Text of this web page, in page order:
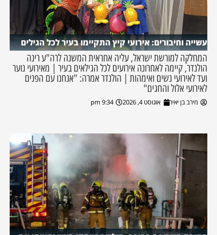
עשייה וחיבורים: אירועי קיץ התקיימו בעיר לכל הגילים
המחלקה למורשת ישראל, עליה אחראית המשנה לרה"ע רינה
הולנדר, קיימה לאחרונה אירועים לכל הגילאים בעיר | מאירועי נוער
ועד לאירועי נשים ואימהות | הולנדר אמרה: "אנחנו עם הפנים
לאירועי אלול והחגים"
מירב בן יאיר אוגוסט 4, 2026 9:34 pm